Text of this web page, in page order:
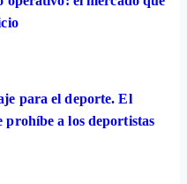
para el deporte. El
prohíbe a los deportistas